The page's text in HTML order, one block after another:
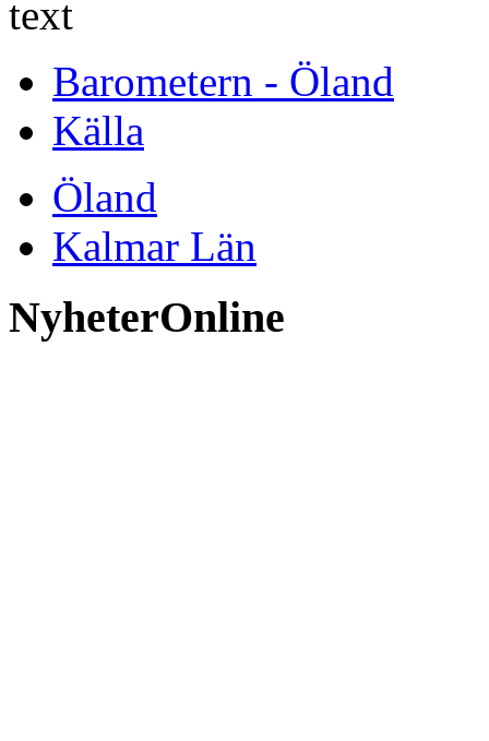
text
Barometern - Öland
Källa
Öland
Kalmar Län
NyheterOnline